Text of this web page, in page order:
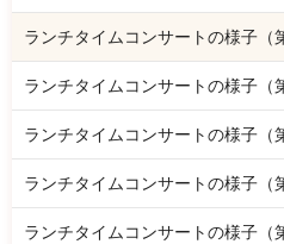
ランチタイムコンサートの様子（
ランチタイムコンサートの様子（
ランチタイムコンサートの様子（
ランチタイムコンサートの様子（
ランチタイムコンサートの様子（